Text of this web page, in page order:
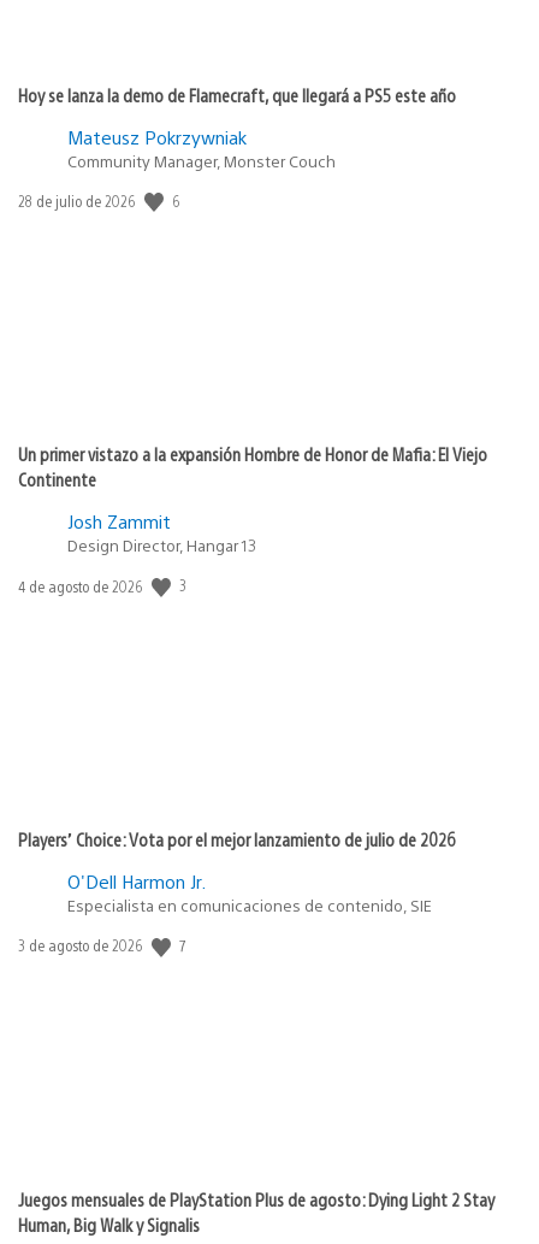
Hoy se lanza la demo de Flamecraft, que llegará a PS5 este año
Mateusz Pokrzywniak
Community Manager, Monster Couch
Fecha
28 de julio de 2026 6
Un primer vistazo a la expansión Hombre de Honor de Mafia: El Viejo
Continente
Josh Zammit
Design Director, Hangar 13
Fecha
4 de agosto de 2026 3
Players’ Choice: Vota por el mejor lanzamiento de julio de 2026
O'Dell Harmon Jr.
Especialista en comunicaciones de contenido, SIE
Fecha
3 de agosto de 2026 7
Juegos mensuales de PlayStation Plus de agosto: Dying Light 2 Stay
Human, Big Walk y Signalis